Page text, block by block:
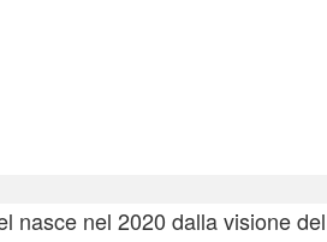
nasce nel 2020 dalla visione